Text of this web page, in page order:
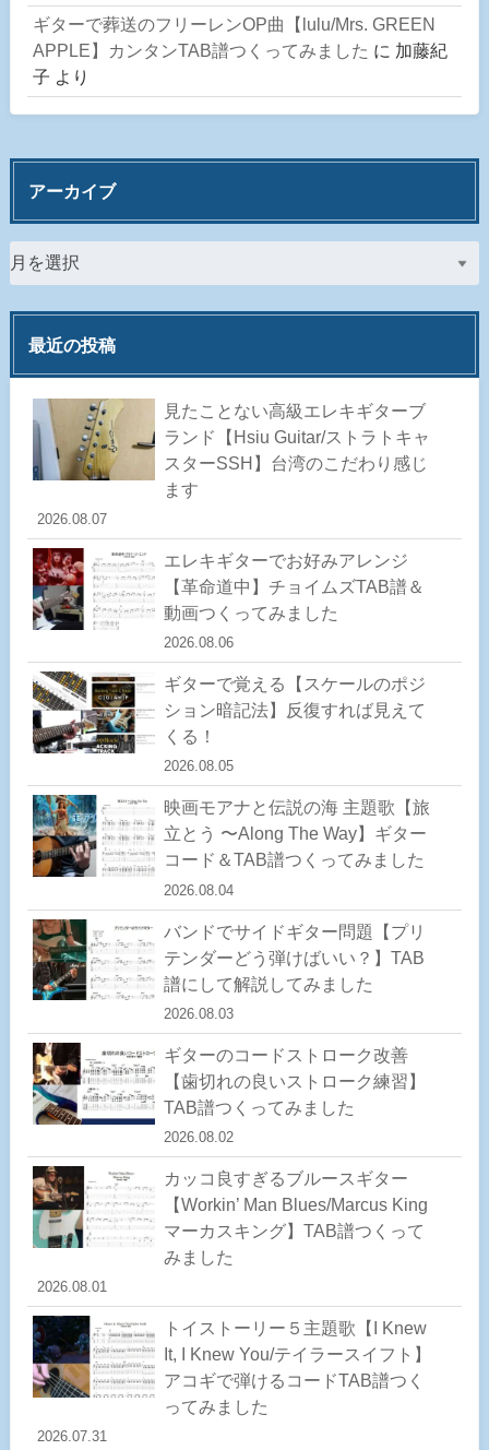
ギターで葬送のフリーレンOP曲【lulu/Mrs. GREEN
APPLE】カンタンTAB譜つくってみました に 加藤紀
子 より
アーカイブ
最近の投稿
見たことない高級エレキギターブ
ランド【Hsiu Guitar/ストラトキャ
スターSSH】台湾のこだわり感じ
ます
2026.08.07
エレキギターでお好みアレンジ
【革命道中】チョイムズTAB譜＆
動画つくってみました
2026.08.06
ギターで覚える【スケールのポジ
ション暗記法】反復すれば見えて
くる！
2026.08.05
映画モアナと伝説の海 主題歌【旅
立とう 〜Along The Way】ギター
コード＆TAB譜つくってみました
2026.08.04
バンドでサイドギター問題【プリ
テンダーどう弾けばいい？】TAB
譜にして解説してみました
2026.08.03
ギターのコードストローク改善
【歯切れの良いストローク練習】
TAB譜つくってみました
2026.08.02
カッコ良すぎるブルースギター
【Workin’ Man Blues/Marcus King
マーカスキング】TAB譜つくって
みました
2026.08.01
トイストーリー５主題歌【I Knew
It, I Knew You/テイラースイフト】
アコギで弾けるコードTAB譜つく
ってみました
2026.07.31